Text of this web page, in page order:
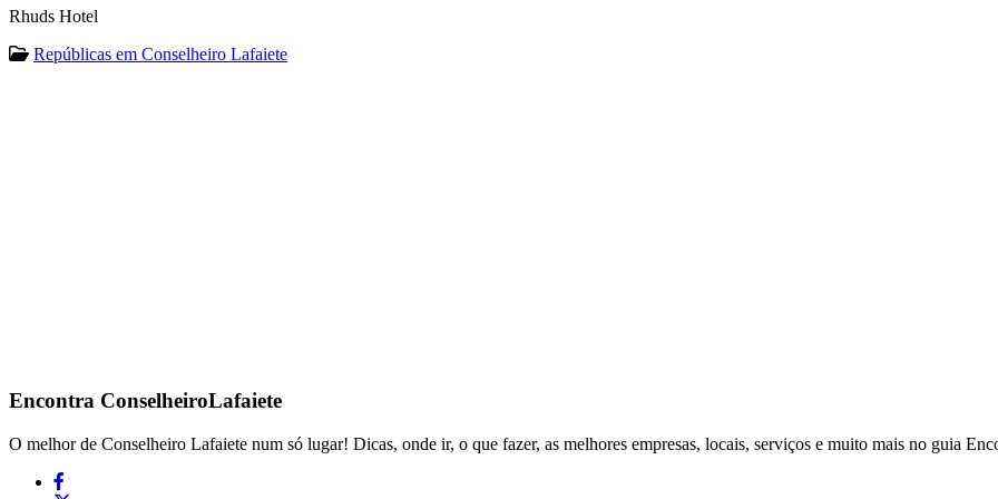
Rhuds Hotel
Repúblicas em Conselheiro Lafaiete
Encontra ConselheiroLafaiete
O melhor de Conselheiro Lafaiete num só lugar! Dicas, onde ir, o que fazer, as melhores empresas, locais, serviços e muito mais no guia